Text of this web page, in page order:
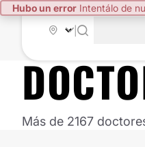
Hubo un error Intentálo de
Más de 2167